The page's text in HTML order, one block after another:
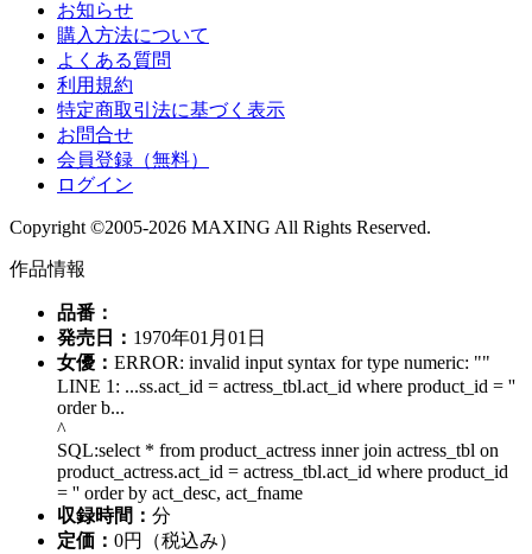
お知らせ
購入方法について
よくある質問
利用規約
特定商取引法に基づく表示
お問合せ
会員登録（無料）
ログイン
Copyright ©2005-2026 MAXING All Rights Reserved.
作品情報
品番：
発売日： 1970年01月01日
女優： ERROR: invalid input syntax for type numeric: ""
LINE 1: ...ss.act_id = actress_tbl.act_id where product_id = ''
order b...
^
SQL:select * from product_actress inner join actress_tbl on
product_actress.act_id = actress_tbl.act_id where product_id
= '' order by act_desc, act_fname
収録時間： 分
定価： 0円（税込み）